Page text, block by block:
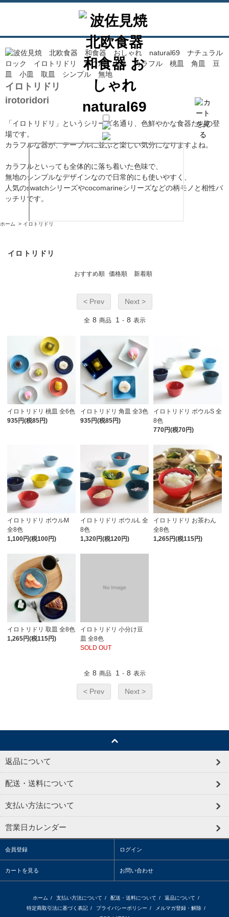
イロトリドリ
irotoridori
「イロトリドリ」というシリーズ名通り、色鮮やかな食器たちの登
場です。
カラフルな器が、テーブルに並ぶと楽しい気分になりますよね。
カラフルといっても全体的に落ち着いた色味で、
無地のシンプルなデザインなので日常的にも使いやすく、
人気のswatchシリーズやcocomarineシリーズなどの柄モノと相性バ
ッチリです。
ホーム > イロトリドリ
イロトリドリ
おすすめ順 価格順 新着順
< Prev Next >
全 8 商品 1 - 8 表示
イロトリドリ 桃皿 全6色
935円(税85円)
イロトリドリ 角皿 全3色
935円(税85円)
イロトリドリ ボウルS 全
8色
770円(税70円)
イロトリドリ ボウルM
全8色
1,100円(税100円)
イロトリドリ ボウルL 全
8色
1,320円(税120円)
イロトリドリ お茶わん
全8色
1,265円(税115円)
イロトリドリ 取皿 全8色
1,265円(税115円)
イロトリドリ 小分け豆
皿 全8色
SOLD OUT
全 8 商品 1 - 8 表示
< Prev Next >
返品について
配送・送料について
支払い方法について
営業日カレンダー
会員登録 ログイン
カートを見る お問い合わせ
ホーム / 支払い方法について / 配送・送料について / 返品について /
特定商取引法に基づく表記 / プライバシーポリシー / メルマガ登録・解除 /